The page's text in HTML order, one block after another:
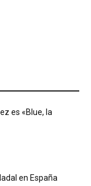
es «Blue, la
en España